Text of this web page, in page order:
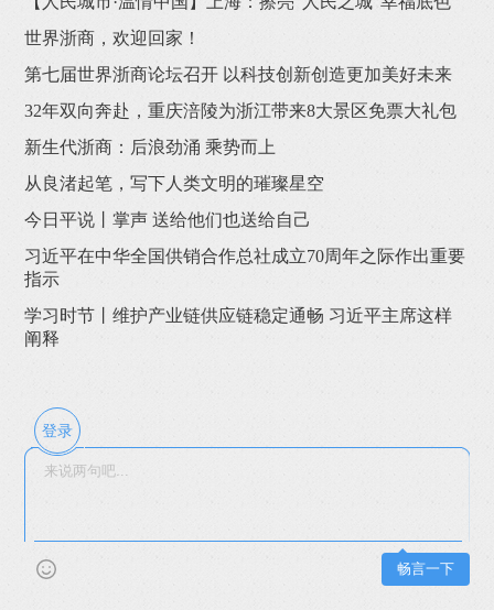
世界浙商，欢迎回家！
第七届世界浙商论坛召开 以科技创新创造更加美好未来
32年双向奔赴，重庆涪陵为浙江带来8大景区免票大礼包
新生代浙商：后浪劲涌 乘势而上
从良渚起笔，写下人类文明的璀璨星空
今日平说丨掌声 送给他们也送给自己
习近平在中华全国供销合作总社成立70周年之际作出重要
指示
学习时节丨维护产业链供应链稳定通畅 习近平主席这样
阐释
登录
畅言一下